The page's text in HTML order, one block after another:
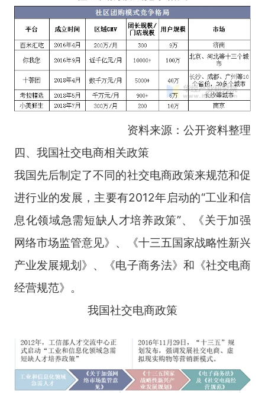
资料来源：公开资料整理
四、我国社交电商相关政策
我国先后制定了不同的社交电商政策来规范和促
进行业的发展，主要有2012年启动的“工业和信
息化领域急需短缺人才培养政策”、《关于加强
网络市场监管意见》、《十三五国家战略性新兴
产业发展规划》、《电子商务法》和《社交电商
经营规范》。
我国社交电商政策